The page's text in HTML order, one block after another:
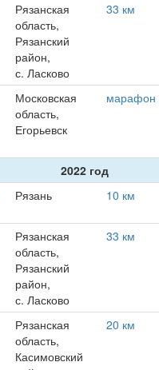
Рязанская
область,
Рязанский
район,
с. Ласково
33 км
Московская
область,
Егорьевск
марафон
2022 год
Рязань 10 км
Рязанская
область,
Рязанский
район,
с. Ласково
33 км
Рязанская
область,
Касимовский
20 км